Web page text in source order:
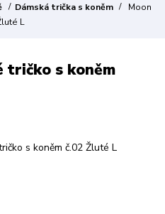
Dámská trička s koněm
Moon
L
tričko s koněm